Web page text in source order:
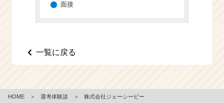
e
r）
面接
一覧に戻る
HOME ＞ 選考体験談 ＞ 株式会社ジェーシービー